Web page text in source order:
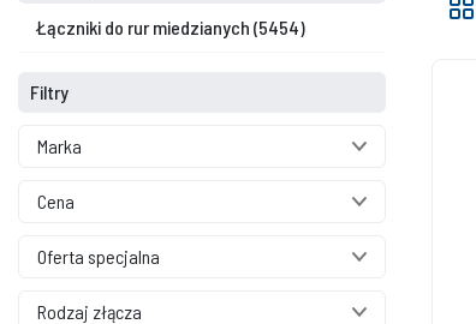
Łączniki do rur miedzianych (5454)
Filtry
Marka
Cena
Oferta specjalna
Rodzaj złącza